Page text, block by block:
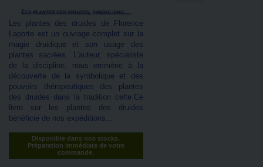
Les plantes des druides, symbolisme,...
Les plantes des druides de Florence
Laporte est un ouvrage complet sur la
magie druidique et son usage des
plantes sacrées. L'auteur, spécialiste
de la discipline, nous emmène à la
découverte de la symbolique et des
pouvoirs thérapeutiques des plantes
des druides dans la tradition celte.Ce
livre sur les plantes des druides
bénéficie de nos expéditions...
Disponible dans nos stocks.
Préparation immédiate de votre
commande.